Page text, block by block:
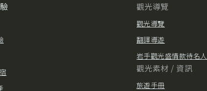
觀光導覽
觀光導覽
翻譯導遊
岩手觀光盛情款待名人
觀光素材 / 資訊
旅遊手冊